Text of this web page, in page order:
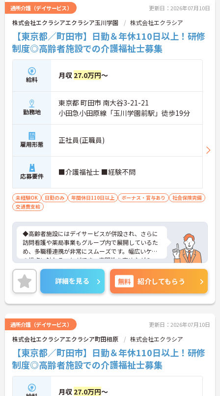
管理職比率も30％を目指して推進中◎男女ともに長
く活躍できる環境です。
◆施設ごとの課題を話し合う「スタッフミーティン
グ」や、利用者様へのケアを考える「ケースカンフ
ァレンス」を実施しています。新人・ベテランに関
係なく意見交換を行い、みんなで解決策を考えるフ
ラットな関係性です。また、虐待防止研修などを通
じて「良いケア・悪いケア」の線引きを明確にし、
職員全員が安心して働ける、誇りを持てる職場環境
づくりに取り組んでいます。
通所介護（デイサービス） 更新日：2026年07月10日
株式会社エクラシアエクラシア玉川学園 株式会社エクラシア
【東京都／町田市】日勤＆年休110日以上！研修
制度◎高齢者施設での介護福祉士募集
給料 月収 27.0万円～
勤務地
東京都 町田市 南大谷3-21-21
小田急小田原線「玉川学園前駅」徒歩19分
雇用形態 正社員(正職員)
応募要件 ■介護福祉士 ■経験不問
未経験OK 日勤のみ 年間休日110日以上 ボーナス・賞与あり
社会保険完備
交通費支給
◆高齢者施設にはデイサービスが併設され、さらに
訪問看護や薬局事業もグループ内で展開しているた
め、多職種連携が非常にスムーズです。幅広いケア
の視点に触れることができ、専門性を高めながらス
キルアップできる土壌があります。
◆半年に1回の人事評価・面談で昇給や昇進のチャ
ンスがしっかり用意されています。また、マネジメ
ント職への挑戦も歓迎♪入社後に経験を積みなが
ら、施設長、ブロック長、本部職員など、自分の適
管理職比率も30％を目指して推進中◎男女ともに長
く活躍できる環境です。
◆施設ごとの課題を話し合う「スタッフミーティン
グ」や、利用者様へのケアを考える「ケースカンフ
ァレンス」を実施しています。新人・ベテランに関
係なく意見交換を行い、みんなで解決策を考えるフ
ラットな関係性です。また、虐待防止研修などを通
じて「良いケア・悪いケア」の線引きを明確にし、
職員全員が安心して働ける、誇りを持てる職場環境
詳細を見る 無料 紹介してもらう
通所介護（デイサービス） 更新日：2026年07月10日
株式会社エクラシアエクラシア町田相原 株式会社エクラシア
【東京都／町田市】日勤＆年休110日以上！研修
制度◎高齢者施設での介護福祉士募集
月収 27.0万円～